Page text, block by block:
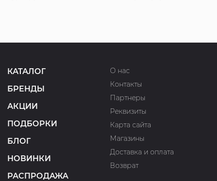
КАТАЛОГ
БРЕНДЫ
АКЦИИ
ПОДБОРКИ
БЛОГ
НОВИНКИ
РАСПРОДАЖА
О нас
Контакты
Партнеры
Реквизиты
Карта сайта
Магазины
Доставка и оплата
Возврат